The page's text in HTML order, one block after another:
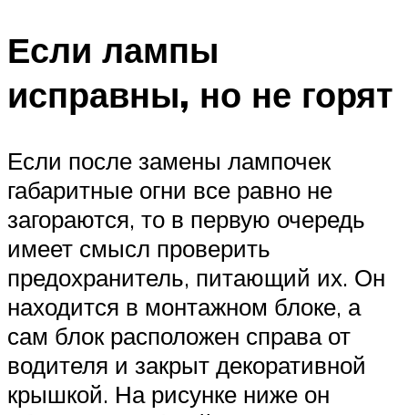
Если лампы
исправны, но не горят
Если после замены лампочек
габаритные огни все равно не
загораются, то в первую очередь
имеет смысл проверить
предохранитель, питающий их. Он
находится в монтажном блоке, а
сам блок расположен справа от
водителя и закрыт декоративной
крышкой. На рисунке ниже он